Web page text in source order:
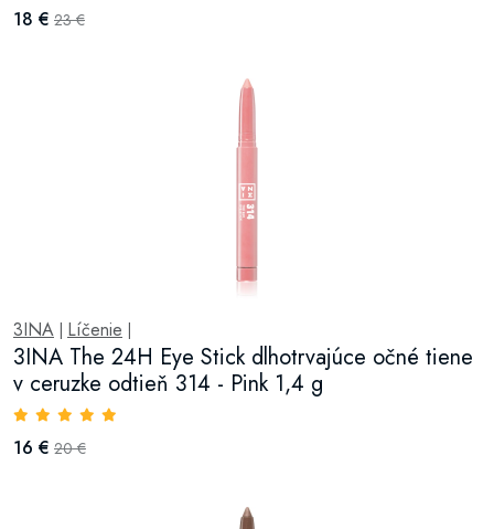
18 € 23 €
3INA Líčenie
3INA The 24H Eye Stick dlhotrvajúce očné tiene
v ceruzke odtieň 314 - Pink 1,4 g
16 € 20 €